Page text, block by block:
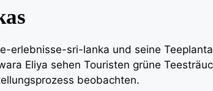
erlebnisse-sri-lanka und seine
Eliya sehen Touristen grüne
beobachten.